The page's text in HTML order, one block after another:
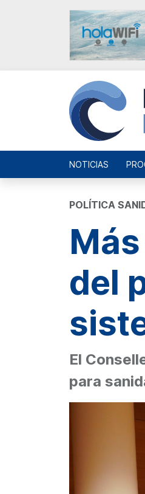
NOTICIAS
POLÍTICA
del
El
para